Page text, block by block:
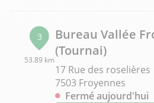
3
53.89 km
Bureau Vallée
(Tournai)
17 Rue des roselières
7503 Froyennes
Fermé aujourd'hui